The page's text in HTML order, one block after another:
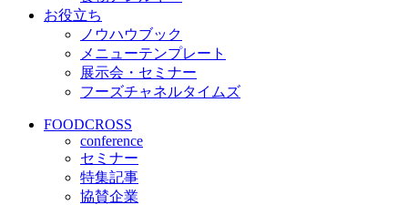
お役立ち
ノウハウブック
メニューテンプレート
展示会・セミナー
フーズチャネルタイムズ
FOODCROSS
conference
セミナー
特集記事
協賛企業